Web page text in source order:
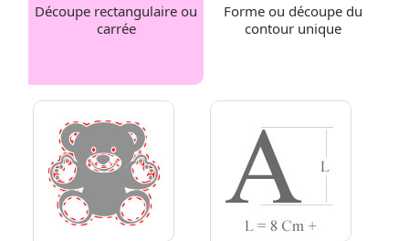
Découpe rectangulaire ou
carrée
Forme ou découpe du
contour unique